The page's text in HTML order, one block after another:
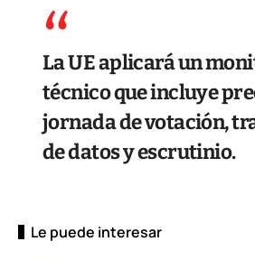
La UE aplicará un
técnico que incluye
jornada de votación,
de datos y escrutinio.
Le puede interesar